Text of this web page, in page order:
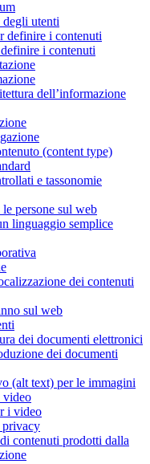
utenti
definire i contenuti
i contenuti
dell’informazione
(content type)
e tassonomie
persone sul web
linguaggio semplice
dei contenuti
sul web
dei documenti elettronici
dei documenti
(alt text) per le immagini
video
i video
privacy
contenuti prodotti dalla